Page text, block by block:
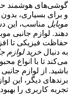
گوشی‌های هوشمند
و برای بسیاری،
موبایل مناسب، این
دهند. لوازم جانبی
حفاظت فیزیکی تا
به دنبال خرید لوازم
می‌کند تا با انواع
باشید. از لوازم
برندهای دیگر، این
تجربه کاربری را